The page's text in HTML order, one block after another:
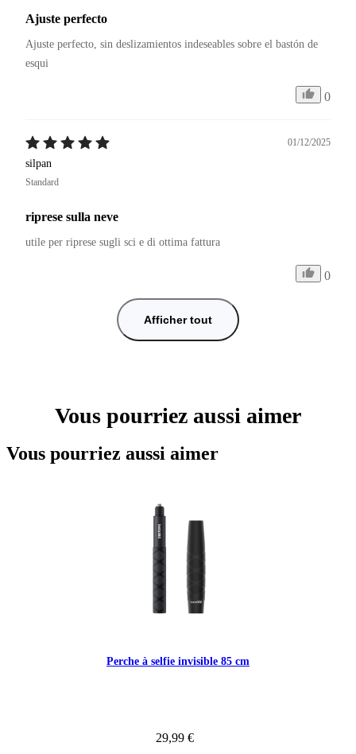
Ajuste perfecto
Ajuste perfecto, sin deslizamientos indeseables sobre el bastón de
esqui
0
01/12/2025
silpan
Standard
riprese sulla neve
utile per riprese sugli sci e di ottima fattura
0
Afficher tout
Vous pourriez aussi aimer
Vous pourriez aussi aimer
Perche à selfie invisible 85 cm
29,99 €